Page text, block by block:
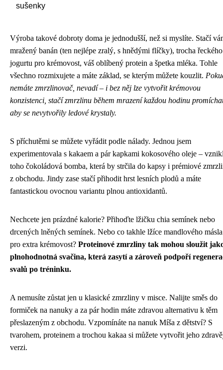
sušenky
Výroba takové dobroty doma je jednodušší, než si myslíte. Stačí
mražený banán (ten nejlépe zralý, s hnědými flíčky), trocha řeckého
jogurtu pro krémovost, váš oblíbený protein a špetka mléka. Tohle
všechno rozmixujete a máte základ, se kterým můžete kouzlit.
nemáte zmrzlinovač, nevadí – i bez něj lze vytvořit krémovou
konzistenci, stačí zmrzlinu během mrazení každou hodinu
aby se nevytvořily ledové krystaly.
S příchutěmi se můžete vyřádit podle nálady. Jednou jsem
experimentovala s kakaem a pár kapkami kokosového oleje –
toho čokoládová bomba, která by strčila do kapsy i prémiové
z obchodu. Jindy zase stačí přihodit hrst lesních plodů a máte
fantastickou ovocnou variantu plnou antioxidantů.
Nechcete jen prázdné kalorie? Přihoďte lžičku chia semínek nebo
drcených lněných semínek. Nebo co takhle lžíce mandlového másla
pro extra krémovost? Proteinové zmrzliny tak mohou sloužit
plnohodnotná svačina, která zasytí a zároveň podpoří
svalů po tréninku.
A nemusíte zůstat jen u klasické zmrzliny v misce. Nalijte směs do
formiček na nanuky a za pár hodin máte zdravou alternativu k těm
přeslazeným z obchodu. Vzpomínáte na nanuk Míša z dětství? S
tvarohem, proteinem a trochou kakaa si můžete vytvořit jeho
verzi.